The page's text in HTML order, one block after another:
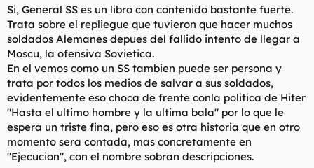
Si, General SS es un libro con contenido bastante fuerte.
Trata sobre el repliegue que tuvieron que hacer muchos
soldados Alemanes depues del fallido intento de llegar a
Moscu, la ofensiva Sovietica.
En el vemos como un SS tambien puede ser persona y
trata por todos los medios de salvar a sus soldados,
evidentemente eso choca de frente conla politica de Hiter
"Hasta el ultimo hombre y la ultima bala" por lo que le
espera un triste fina, pero eso es otra historia que en otro
momento sera contada, mas concretamente en
"Ejecucion", con el nombre sobran descripciones.